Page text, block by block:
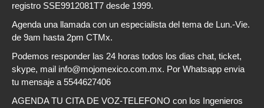
registro SSE9912081T7 desde 1999.
Agenda una llamada con un especialista del tema de Lun.-Vie.
de 9am hasta 2pm CTMx.
Podemos responder las 24 horas todos los dias chat, ticket,
skype, mail info@mojomexico.com.mx. Por Whatsapp envia
tu mensaje a 5544627406
AGENDA TU CITA DE VOZ-TELEFONO con los Ingenieros